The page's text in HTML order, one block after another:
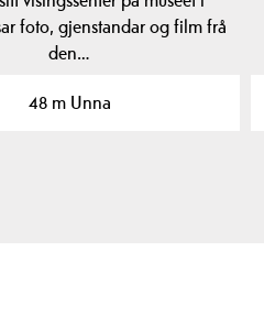
foto, gjenstandar og film frå
den…
48 m Unna